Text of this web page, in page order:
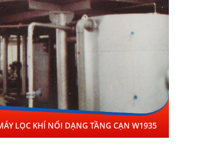
LỌC KHÍ NỔI DẠNG TẦNG CẠN W1935